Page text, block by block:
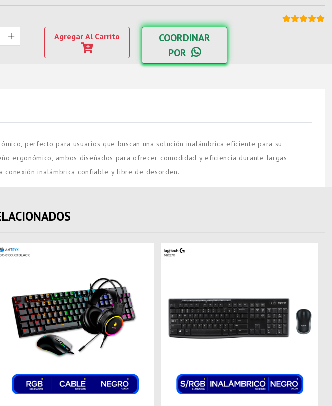
Agregar Al Carrito
COORDINAR
POR
perfecto para usuarios que buscan una solución inalámbrica eficiente para su
ergonómico, ambos diseñados para ofrecer comodidad y eficiencia durante largas
conexión inalámbrica confiable y libre de desorden.